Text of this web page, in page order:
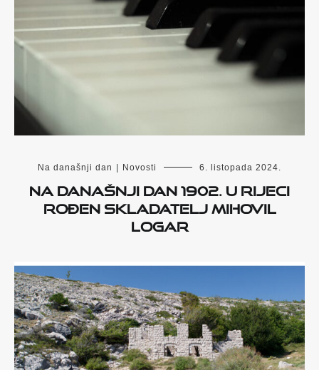
Na današnji dan Novosti 6. listopada 2024.
Na današnji dan 1902. u Rijeci
rođen skladatelj Mihovil
Logar